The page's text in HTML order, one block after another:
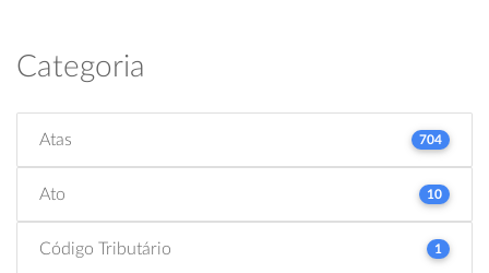
Categoria
Atas 704
Ato 10
Código Tributário 1